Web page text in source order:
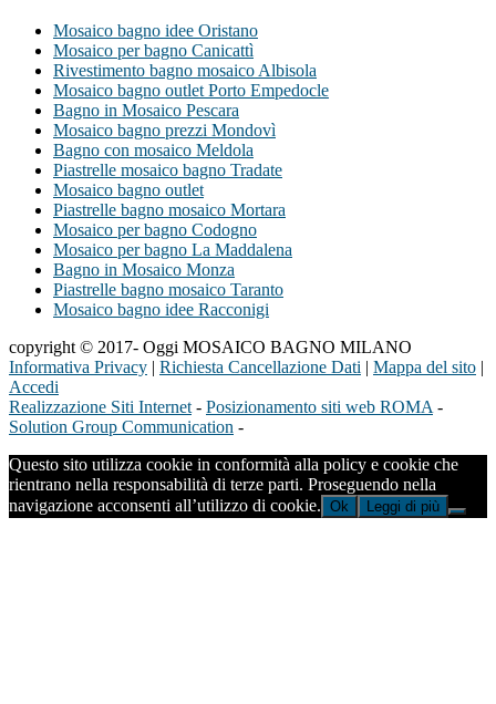
Mosaico bagno idee Oristano
Mosaico per bagno Canicattì
Rivestimento bagno mosaico Albisola
Mosaico bagno outlet Porto Empedocle
Bagno in Mosaico Pescara
Mosaico bagno prezzi Mondovì
Bagno con mosaico Meldola
Piastrelle mosaico bagno Tradate
Mosaico bagno outlet
Piastrelle bagno mosaico Mortara
Mosaico per bagno Codogno
Mosaico per bagno La Maddalena
Bagno in Mosaico Monza
Piastrelle bagno mosaico Taranto
Mosaico bagno idee Racconigi
copyright © 2017- Oggi MOSAICO BAGNO MILANO
Informativa Privacy | Richiesta Cancellazione Dati | Mappa del sito |
Accedi
Realizzazione Siti Internet - Posizionamento siti web ROMA -
Solution Group Communication -
Questo sito utilizza cookie in conformità alla policy e cookie che
rientrano nella responsabilità di terze parti. Proseguendo nella
navigazione acconsenti all’utilizzo di cookie. Ok Leggi di più